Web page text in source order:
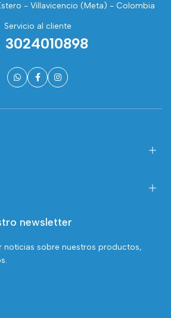
- Villavicencio (Meta) - Colombia
Servicio al cliente
3024010898
newsletter
noticias sobre nuestros productos,